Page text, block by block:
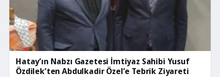
Hatay’ın Nabzı Gazetesi İmtiyaz Sahibi Yusuf
Özdilek’ten Abdulkadir Özel’e Tebrik Ziyareti